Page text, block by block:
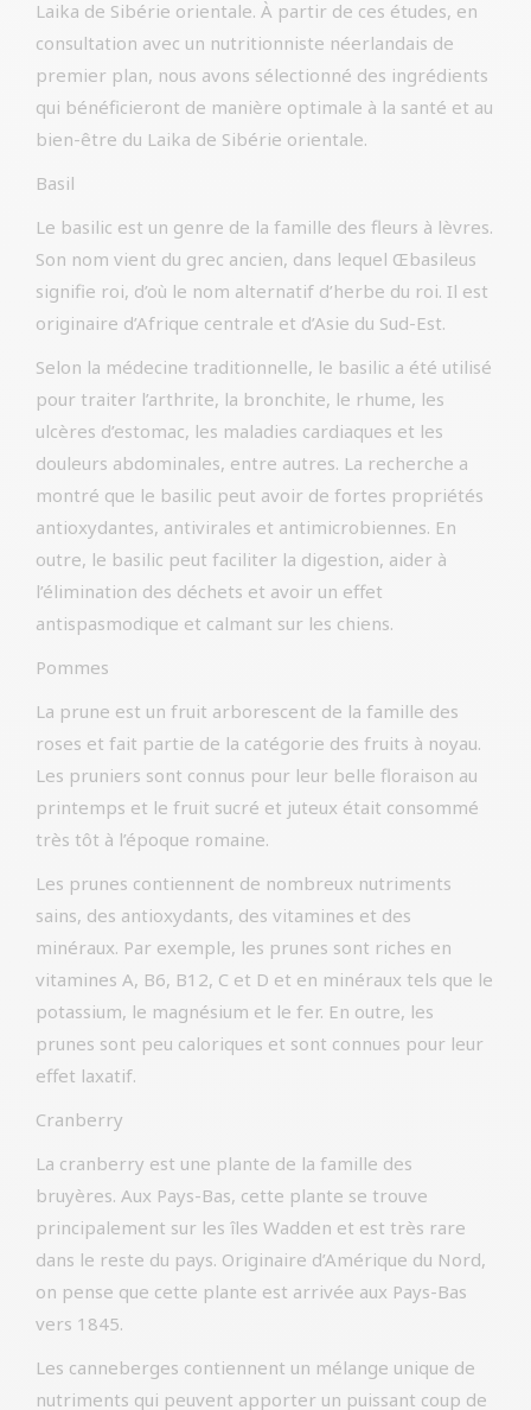
Laika de Sibérie orientale. À partir de ces études, en
consultation avec un nutritionniste néerlandais de
premier plan, nous avons sélectionné des ingrédients
qui bénéficieront de manière optimale à la santé et au
bien-être du Laika de Sibérie orientale.
Basil
Le basilic est un genre de la famille des fleurs à lèvres.
Son nom vient du grec ancien, dans lequel Œbasileus
signifie roi, d’où le nom alternatif d’herbe du roi. Il est
originaire d’Afrique centrale et d’Asie du Sud-Est.
Selon la médecine traditionnelle, le basilic a été utilisé
pour traiter l’arthrite, la bronchite, le rhume, les
ulcères d’estomac, les maladies cardiaques et les
douleurs abdominales, entre autres. La recherche a
montré que le basilic peut avoir de fortes propriétés
antioxydantes, antivirales et antimicrobiennes. En
outre, le basilic peut faciliter la digestion, aider à
l’élimination des déchets et avoir un effet
antispasmodique et calmant sur les chiens.
Pommes
La prune est un fruit arborescent de la famille des
roses et fait partie de la catégorie des fruits à noyau.
Les pruniers sont connus pour leur belle floraison au
printemps et le fruit sucré et juteux était consommé
très tôt à l’époque romaine.
Les prunes contiennent de nombreux nutriments
sains, des antioxydants, des vitamines et des
minéraux. Par exemple, les prunes sont riches en
vitamines A, B6, B12, C et D et en minéraux tels que le
potassium, le magnésium et le fer. En outre, les
prunes sont peu caloriques et sont connues pour leur
effet laxatif.
Cranberry
La cranberry est une plante de la famille des
bruyères. Aux Pays-Bas, cette plante se trouve
principalement sur les îles Wadden et est très rare
dans le reste du pays. Originaire d’Amérique du Nord,
on pense que cette plante est arrivée aux Pays-Bas
vers 1845.
Les canneberges contiennent un mélange unique de
nutriments qui peuvent apporter un puissant coup de